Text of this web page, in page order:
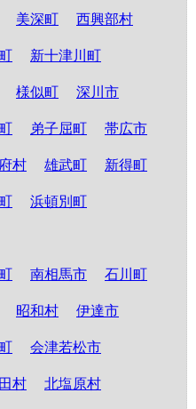
美深町 西興部村
新十津川町
様似町 深川市
弟子屈町 帯広市
村 雄武町 新得町
浜頓別町
南相馬市 石川町
昭和村 伊達市
会津若松市
村 北塩原村